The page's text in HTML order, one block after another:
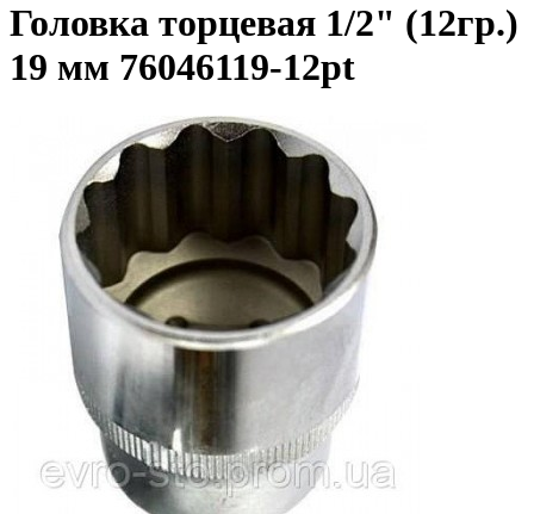
Головка торцевая 1/2" (12гр.)
19 мм 76046119-12pt